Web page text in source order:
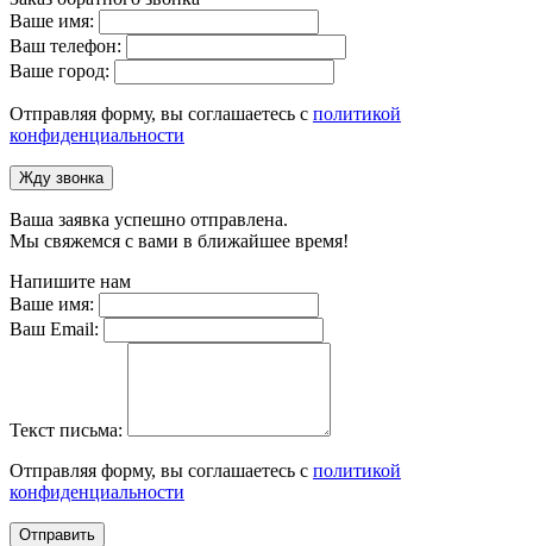
Ваше имя:
Ваш телефон:
Ваше город:
Отправляя форму, вы соглашаетесь с политикой
конфиденциальности
Жду звонка
Ваша заявка успешно отправлена.
Мы свяжемся с вами в ближайшее время!
Напишите нам
Ваше имя:
Ваш Email:
Текст письма:
Отправляя форму, вы соглашаетесь с политикой
конфиденциальности
Отправить